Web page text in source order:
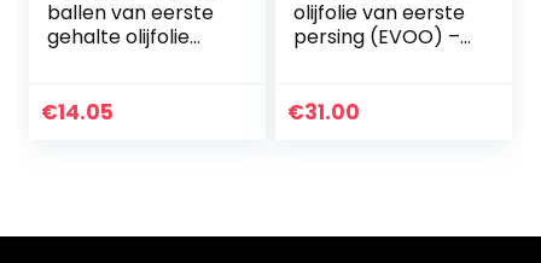
ballen van eerste
gehalte olijfolie
€14.05
olijfolie van eerste
persing (EVOO) –
€31.00